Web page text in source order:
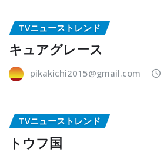
TVニューストレンド
キュアグレース
pikakichi2015@gmail.com
TVニューストレンド
トウフ国